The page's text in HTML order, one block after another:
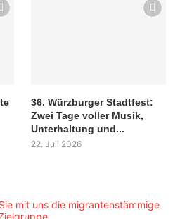
36. Würzburger Stadtfest:
Zwei Tage voller Musik,
Unterhaltung und...
22. Juli 2026